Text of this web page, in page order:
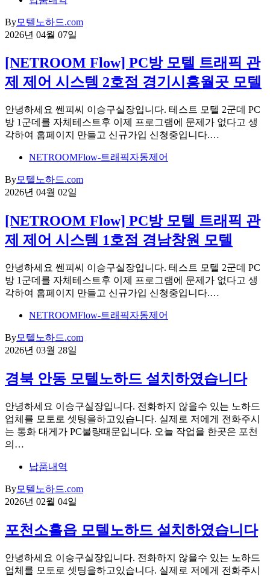
By모텔노하드.com
2026년 04월 07일
[NETROOM Flow] PC방 모텔 트래픽 관
제 제어 시스템 2호점 경기시흥월곳 모텔
안녕하세요 쎈피씨 이승구실장입니다. 테스트 모텔 2군데 PC
방 1군데를 자체테스트후 이제 프로그램에 문제가 없다고 생
각하여 홈페이지 만들고 신규가입 신청중입니다.…
NETROOMFlow-트래픽자동제어
By모텔노하드.com
2026년 04월 02일
[NETROOM Flow] PC방 모텔 트래픽 관
제 제어 시스템 1호점 경남창원 모텔
안녕하세요 쎈피씨 이승구실장입니다. 테스트 모텔 2군데 PC
방 1군데를 자체테스트후 이제 프로그램에 문제가 없다고 생
각하여 홈페이지 만들고 신규가입 신청중입니다.…
NETROOMFlow-트래픽자동제어
By모텔노하드.com
2026년 03월 28일
경북 안동 모텔노하드 설치하였습니다
안녕하세요 이승구실장입니다. 전화하지 않을수 있는 노하드
업체를 모토로 셋팅을하고있습니다. 실제로 저에게 전화주시
는 통화 대게가 PC불량때문입니다. 오늘 작업을 한곳은 포천
의…
납품내역
By모텔노하드.com
2026년 02월 04일
포천소흘읍 모텔노하드 설치하였습니다
안녕하세요 이승구실장입니다. 전화하지 않을수 있는 노하드
업체를 모토로 셋팅을하고있습니다. 실제로 저에게 전화주시